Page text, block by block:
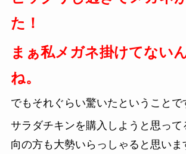
た！
まぁ私メガネ掛けてない
ね。
でもそれぐらい驚いたということで
サラダチキンを購入しようと思って
向の方も大勢いらっしゃると思いま